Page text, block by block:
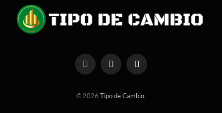
FacebookX
(Twitter)
Instagram
© 2026 Tipo de Cambio.